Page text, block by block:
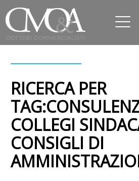
RICERCA PER
COLLEGI
CONSIGLI DI